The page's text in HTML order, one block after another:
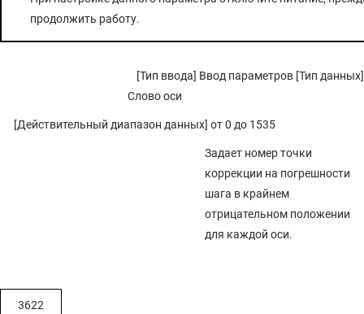
продолжить работу.
[Тип ввода] Ввод параметров [Тип данных]
Слово оси
[Действительный диапазон данных] от 0 до 1535
Задает номер точки
коррекции на погрешности
шага в крайнем
отрицательном положении
для каждой оси.
3622